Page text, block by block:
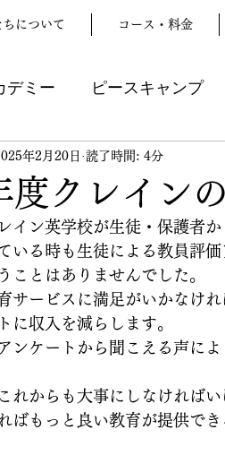
について コース・料金
デミー ピースキャンプ
イベント 講習会
度クレイン
年2月20日 読了時間: 4分
イン英学校が生徒・保護者か
いる時も生徒による教員評
ことはありませんでした。
サービスに満足がいかなけ
に収入を減らします。
ンケートから聞こえる声によ
れからも大事にしなければ
ばもっと良い教育が提供でき